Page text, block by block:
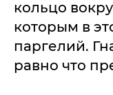
кольцо
которым в
паргелий.
равно что